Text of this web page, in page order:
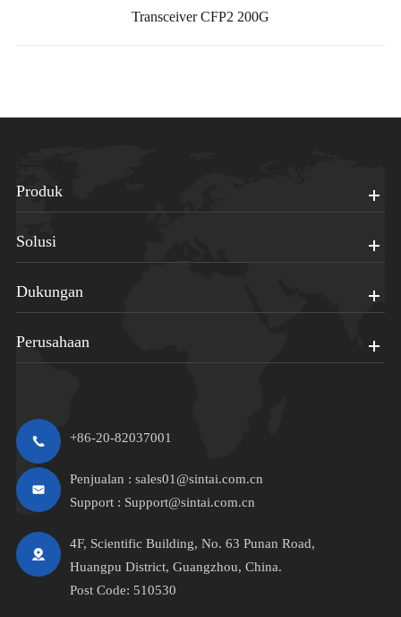
Transceiver CFP2 200G
Produk
Solusi
Dukungan
Perusahaan
+86-20-82037001
Penjualan : sales01@sintai.com.cn
Support : Support@sintai.com.cn
4F, Scientific Building, No. 63 Punan Road,
Huangpu District, Guangzhou, China.
Post Code: 510530